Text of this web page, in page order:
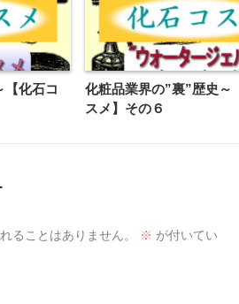
【化石コ
化粧品業界の”裏”歴史～
スメ】その６
ることはありません。 ※ が付いてい